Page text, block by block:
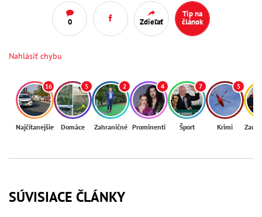
0 Zdieľať
Tip na
článok
Nahlásiť chybu
16
Najčítanejšie
5
Domáce
2
Zahraničné
4
Prominenti
7
Šport
5
Krimi
SÚVISIACE ČLÁNKY